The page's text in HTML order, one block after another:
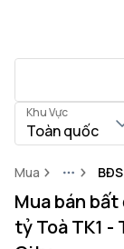
Khu Vực
Toàn quốc
Mua More
Mua bán
tỷ Toà TK1